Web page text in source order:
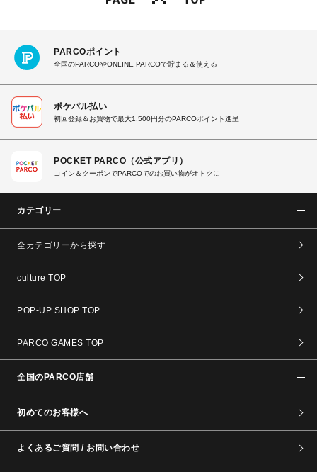
PARCOポイント
全国のPARCOやONLINE PARCOで貯まる＆使える
ポケパル払い
初回登録＆お買物で最大1,500円分のPARCOポイント進呈
POCKET PARCO（公式アプリ）
コイン＆クーポンでPARCOでのお買い物がオトクに
カテゴリー
全カテゴリーから探す
culture TOP
POP-UP SHOP TOP
PARCO GAMES TOP
全国のPARCO店舗
初めてのお客様へ
よくあるご質問 / お問い合わせ